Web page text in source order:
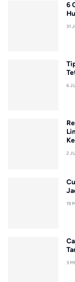
6
31
6
2
19
3